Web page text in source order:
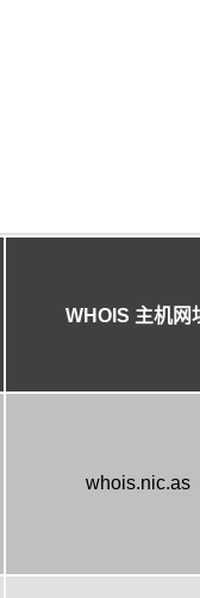
WHOIS 主机网
whois.nic.as